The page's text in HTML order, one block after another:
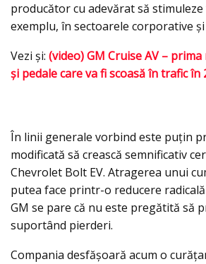
producător cu adevărat să stimuleze
exemplu, în sectoarele corporative
Vezi şi: (video) GM Cruise AV –
şi pedale care va fi scoasă în trafic în
În linii generale vorbind este puțin
modificată să crească semnificativ
Chevrolet Bolt EV. Atragerea unui
putea face printr-o reducere
GM se pare că nu este pregătită să
suportând pierderi.
Compania desfășoară acum o